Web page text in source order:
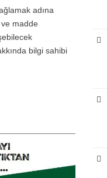
adına
madde
bilgi sahibi